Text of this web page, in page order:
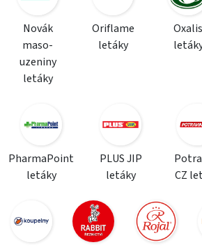
Novák
maso-
uzeniny
letáky
Oriflame
letáky
Oxalis
PharmaPoint
letáky
PLUS JIP
letáky
CZ